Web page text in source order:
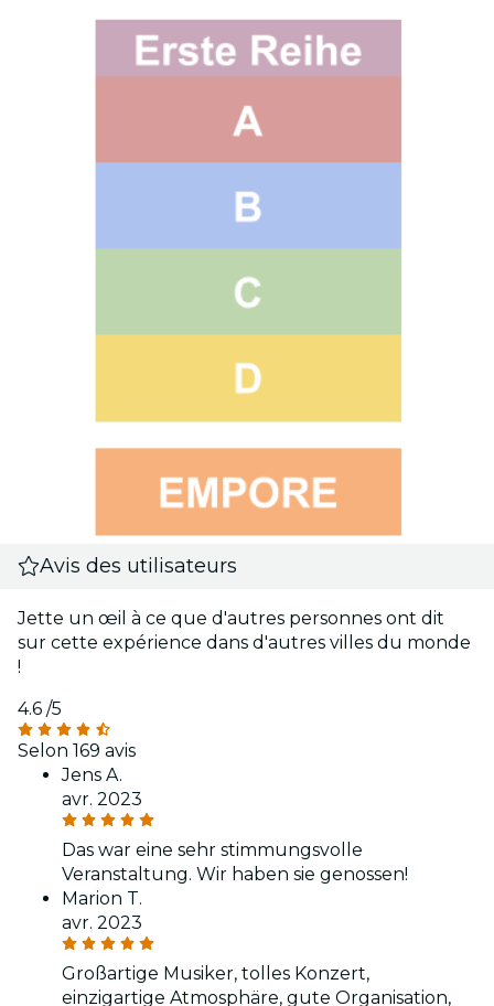
Avis des utilisateurs
Jette un œil à ce que d'autres personnes ont dit
sur cette expérience dans d'autres villes du monde
!
4.6 /5
Selon 169 avis
Jens A.
avr. 2023
Das war eine sehr stimmungsvolle
Veranstaltung. Wir haben sie genossen!
Marion T.
avr. 2023
Großartige Musiker, tolles Konzert,
einzigartige Atmosphäre, gute Organisation,